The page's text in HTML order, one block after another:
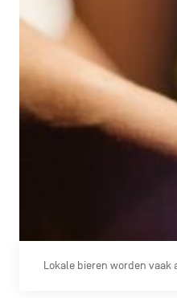
Lokale bieren worden